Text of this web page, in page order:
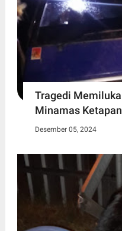
Tragedi
Minamas
Desember 05, 2024